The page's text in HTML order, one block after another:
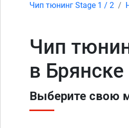
Чип тюнинг Stage 1 / 2
Чип
в Брянске
Выберите свою